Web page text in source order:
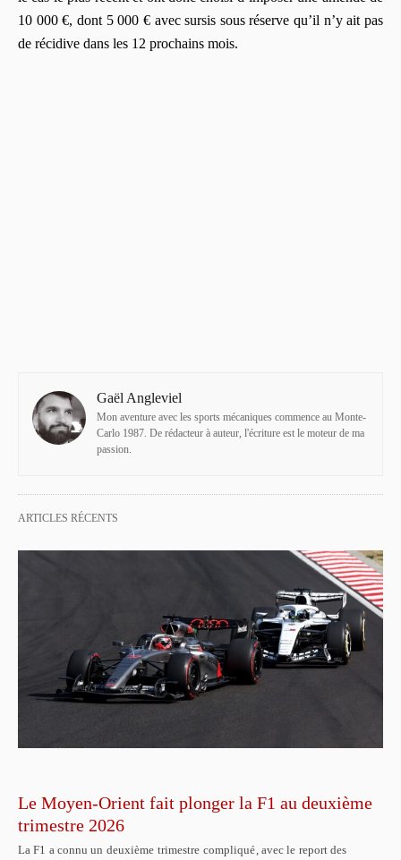
10 000 €, dont 5 000 € avec sursis sous réserve qu’il n’y ait pas
de récidive dans les 12 prochains mois.
Gaël Angleviel
Mon aventure avec les sports mécaniques commence au Monte-
Carlo 1987. De rédacteur à auteur, l'écriture est le moteur de ma
passion.
ARTICLES RÉCENTS
Le Moyen-Orient fait plonger la F1 au deuxième
trimestre 2026
La F1 a connu un deuxième trimestre compliqué, avec le report des